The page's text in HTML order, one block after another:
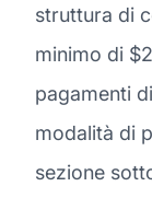
struttura di
minimo di
pagamenti
modalità di
sezione